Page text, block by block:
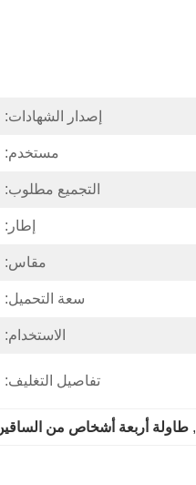
إصدار الشهادات:
مستخدم:
التجميع مطلوب:
إطار:
مقاس:
سعة التحميل:
الاستخدام:
تفاصيل التغليف:
, طاولة أربعة أشخاص من الساقين